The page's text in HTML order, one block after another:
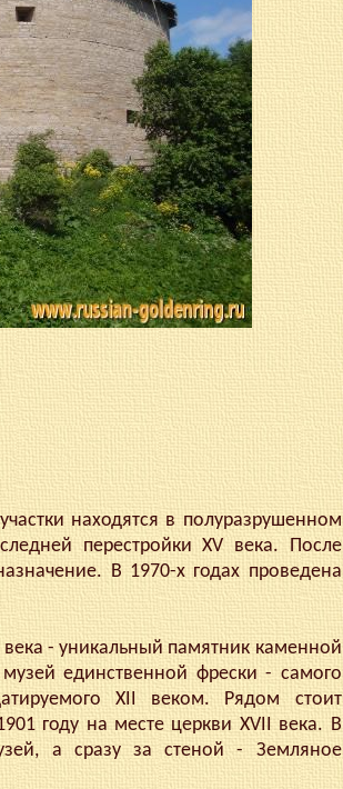
находятся в полуразрушенном
перестройки XV века. После
В 1970-х годах проведена
- уникальный памятник каменной
единственной фрески - самого
XII веком. Рядом стоит
году на месте церкви XVII века. В
а сразу за стеной - Земляное